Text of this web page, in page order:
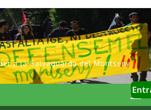
a la Salvaguarda del Montseny